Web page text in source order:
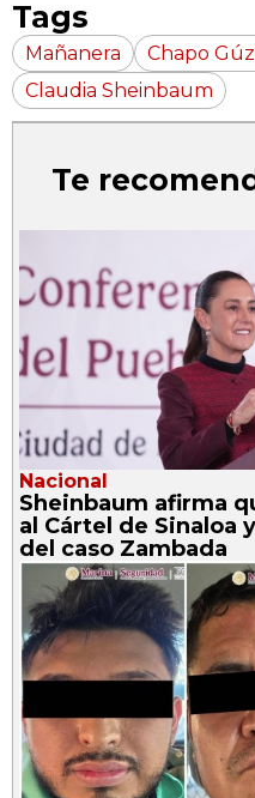
Tags
Mañanera Chapo
Claudia Sheinbaum
Te
Nacional
Sheinbaum afirma
al Cártel de Sinaloa
del caso Zambada